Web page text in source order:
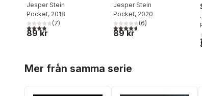
Jesper Stein
Pocket, 2018
3,9utav 5 stjärnor. Totalt antal röster:
(7)
89 kr
Jesper Stein
Pocket, 2020
4,7utav 5 stjärnor. Totalt
(6)
89 kr
Mer från samma serie